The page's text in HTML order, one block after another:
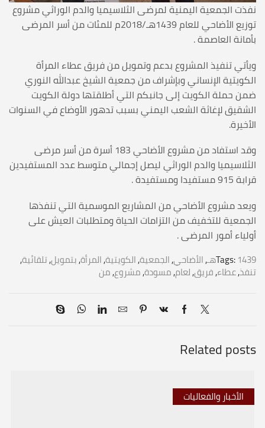
نفذت الجمعية اليمنية لمرضى الثلاسيميا والدم الوراثي مشروع
توزيع الأضاحي للعام 1439هـ/2018م للمئات من أسر المرضى
بأمانة العاصمة .
ويأتي تنفيذ المشروع بدعم وتمويل من فريق عطاء المرأة
الكويتية الإنساني وبإشراف من جمعية الشيخ عبدالله النوري
ضمن حملة الكويت إلى جانبكم التي أطلقتها دولة الكويت
الشقيق لإغاثة الشعب اليمني بسبب تدهور الأوضاع في السنوات
الأخيرة.
وقد استفاد من مشروع الأضاحي 183 أسرة من أسر مرضى
الثلاسيميا والدم الوراثي ليصل إجمالي متوسط عدد المستفيدين
قرابة 915 مستفيدا ومستفيدة .
ويعد مشروع الأضاحي من المشاريع الموسمية التي تنفذها
الجمعية للتخفيف من التزامات الحياة ومتطلبات العيش على
أولياء أمور المرضى .
Tags:1439هـ ,الأضاحي,الجمعية,الكويتية,المرأة,بتمويل,تلقائية,
تنفذ,عطاء,فريق,لعام,مسودة,مشروع,من
Related posts
الأخبار والفعاليات